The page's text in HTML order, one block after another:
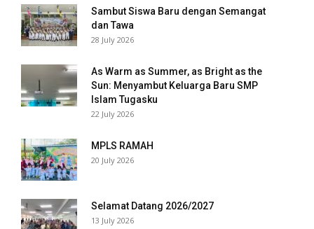
Sambut Siswa Baru dengan Semangat
dan Tawa
28 July 2026
As Warm as Summer, as Bright as the
Sun: Menyambut Keluarga Baru SMP
Islam Tugasku
22 July 2026
MPLS RAMAH
20 July 2026
Selamat Datang 2026/2027
13 July 2026